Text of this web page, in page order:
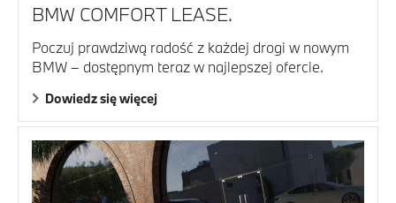
BMW COMFORT LEASE.
Poczuj prawdziwą radość z każdej drogi w nowym
BMW – dostępnym teraz w najlepszej ofercie.
Dowiedz się więcej